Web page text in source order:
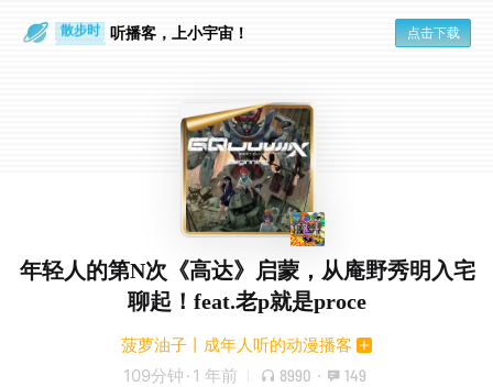
通勤路上 听播客，上小宇宙！ 点击下载
年轻人的第N次《高达》启蒙，从庵野秀明入宅
聊起！feat.老p就是proce
菠萝油子丨成年人听的动漫播客
109分钟 · 1 年前 8990 · 149